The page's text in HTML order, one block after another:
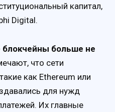
капитал,
Digital.
больше не
что сети
как Ethereum или
для нужд
Их главные